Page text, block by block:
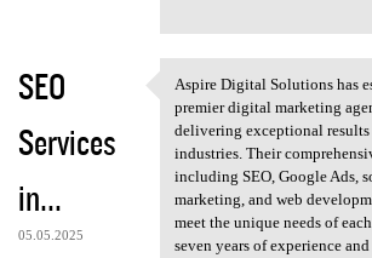
SEO
Services
in...
05.05.2025
Aspire Digital
Aspire Digital Solutions has
premier digital marketing
delivering exceptional results
industries. Their
including SEO, Google Ads,
marketing, and web
meet the unique needs of
seven years of experience